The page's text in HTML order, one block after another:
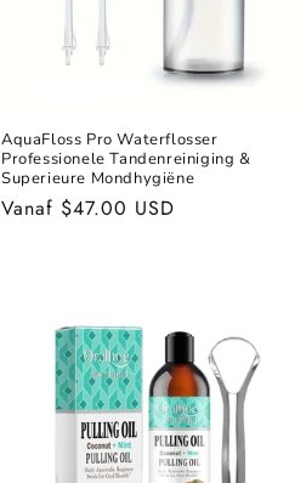
e
:
AquaFloss Pro Waterflosser
Professionele Tandenreiniging &
Superieure Mondhygiëne
Normale
Vanaf $47.00 USD